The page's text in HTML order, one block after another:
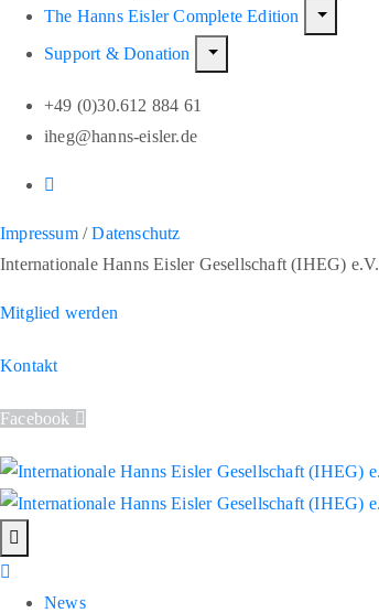
The Hanns Eisler Complete Edition
Support & Donation
+49 (0)30.612 884 61
iheg@hanns-eisler.de
Impressum/Datenschutz
Internationale Hanns Eisler Gesellschaft (IHEG) e.V.
Mitglied werden
Kontakt
Facebook
News